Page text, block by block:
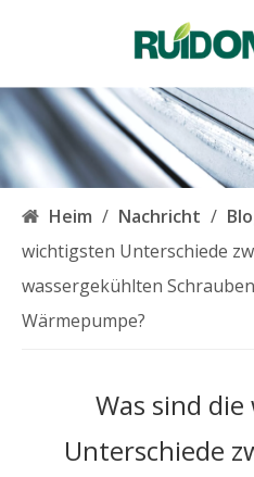
Heim / Nachricht /
wichtigsten Unterschiede
wassergekühlten
Wärmepumpe?
Was sind
Unterschiede